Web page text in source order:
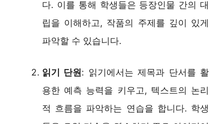
다. 이를 통해 학생들은 등장인물 간의 대
립을 이해하고, 작품의 주제를 깊이 있게
파악할 수 있습니다.
읽기 단원: 읽기에서는 제목과 단서를 활
용한 예측 능력을 키우고, 텍스트의 논리
적 흐름을 파악하는 연습을 합니다. 학생